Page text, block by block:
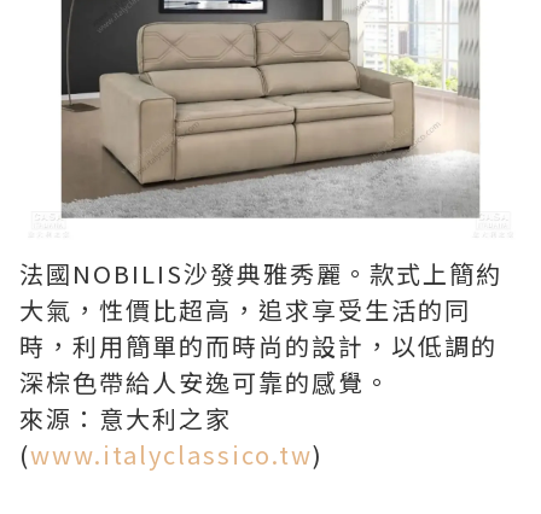
法國NOBILIS沙發典雅秀麗。款式上簡約
大氣，性價比超高，追求享受生活的同
時，利用簡單的而時尚的設計，以低調的
深棕色帶給人安逸可靠的感覺。
來源：意大利之家
(www.italyclassico.tw)